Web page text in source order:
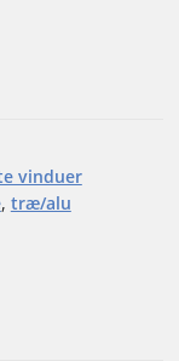
vinduer
, træ/alu